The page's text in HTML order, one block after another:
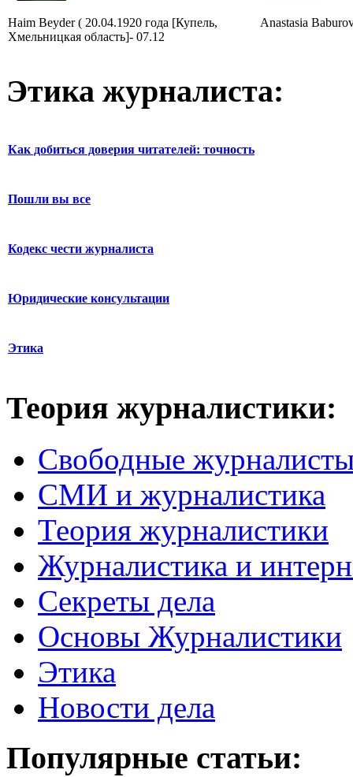
Haim Beyder ( 20.04.1920 года [Купель,
Хмельницкая область]- 07.12
Anastasia
Этика журналиста:
Как добиться доверия читателей: точность
Пошли вы все
Кодекс чести журналиста
Юридические консультации
Этика
Теория журналистики:
Свободные
СМИ и журналистика
Теория журналистики
Журналистика и
Секреты дела
Основы Журналистики
Этика
Новости дела
Популярные статьи: